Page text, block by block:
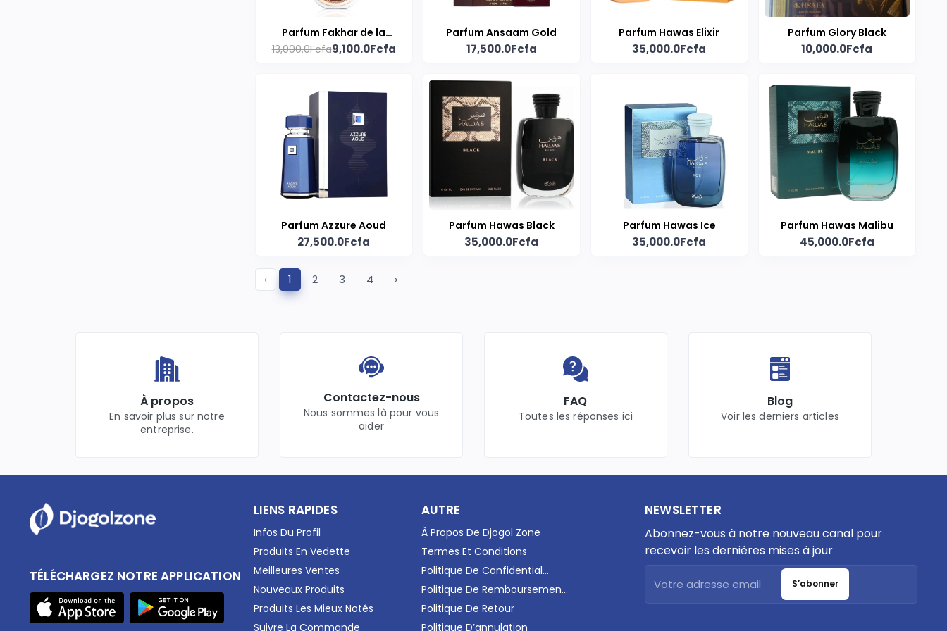
Parfum Fakhar de la
marque Lattafa
13,000.0Fcfa9,100.0Fcfa
Parfum Ansaam Gold
17,500.0Fcfa
Parfum Hawas Elixir
35,000.0Fcfa
Parfum Glory Black
10,000.0Fcfa
Parfum Azzure Aoud
27,500.0Fcfa
Parfum Hawas Black
35,000.0Fcfa
Parfum Hawas Ice
35,000.0Fcfa
Parfum Hawas Malibu
45,000.0Fcfa
‹ 1 2 3 4 ›
À propos
En savoir plus sur notre
entreprise.
Contactez-nous
Nous sommes là pour vous
aider
FAQ
Toutes les réponses ici
Blog
Voir les derniers articles
TÉLÉCHARGEZ NOTRE APPLICATION
LIENS RAPIDES
Infos Du Profil
Produits En Vedette
Meilleures Ventes
Nouveaux Produits
Produits Les Mieux Notés
Suivre La Commande
AUTRE
À Propos De Djogol Zone
Termes Et Conditions
Politique De Confidential...
Politique De Remboursemen...
Politique De Retour
Politique D’annulation
NEWSLETTER
Abonnez-vous à notre nouveau canal pour
recevoir les dernières mises à jour
S’abonner